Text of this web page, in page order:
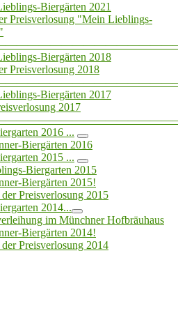
Biergärten 2021
Preisverlosung "Mein Lieblings-
Biergärten 2018
Preisverlosung 2018
Biergärten 2017
2017
2016 ...
Biergärten 2016
2015 ...
Biergarten 2015
Biergärten 2015!
Preisverlosung 2015
2014...
im Münchner Hofbräuhaus
Biergärten 2014!
Preisverlosung 2014